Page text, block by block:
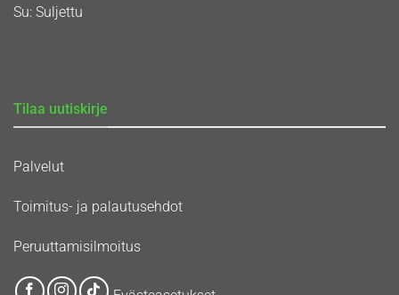
Su: Suljettu
Tilaa uutiskirje
Palvelut
Toimitus- ja palautusehdot
Peruuttamisilmoitus